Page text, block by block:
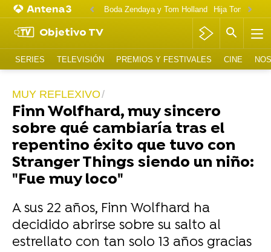
Boda Zendaya y Tom Holland Hija Tom
Objetivo TV
SERIES TELEVISIÓN PREMIOS Y FESTIVALES CINE
MUY REFLEXIVO
Finn Wolfhard, muy sincero
sobre qué cambiaría tras el
repentino éxito que tuvo con
Stranger Things siendo un niño:
"Fue muy loco"
A sus 22 años, Finn Wolfhard ha
decidido abrirse sobre su salto al
estrellato con tan solo 13 años gracias